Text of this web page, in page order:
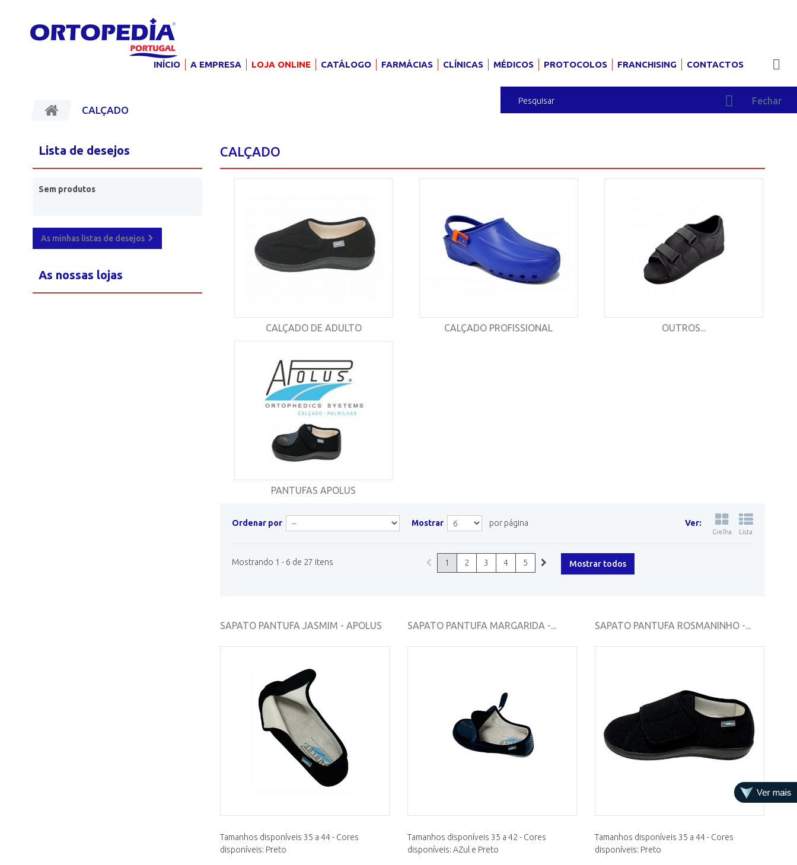
Fechar
INÍCIO A EMPRESA LOJA ONLINE CATÁLOGO FARMÁCIAS CLÍNICAS MÉDICOS PROTOCOLOS FRANCHISING CONTACTOS
CALÇADO
CALÇADO
CALÇADO DE ADULTO CALÇADO PROFISSIONAL OUTROS...
PANTUFAS APOLUS
Ver:
Grelha Lista
Ordenar por Mostrar por página
Mostrar todos
1 2 3 4 5
Mostrando 1 - 6 de 27 itens
SAPATO PANTUFA JASMIM - APOLUS
Tamanhos disponíveis 35 a 44 - Cores
disponíveis: Preto
SAPATO PANTUFA MARGARIDA -...
Tamanhos disponíveis 35 a 42 - Cores
disponíveis: AZul e Preto
SAPATO PANTUFA ROSMANINHO -...
Tamanhos disponíveis 35 a 44 - Cores
disponíveis: Preto
Lista de desejos
Sem produtos
As minhas listas de desejos
As nossas lojas